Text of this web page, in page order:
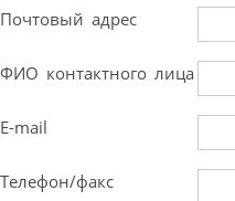
Почтовый адрес
ФИО контактного лица
E-mail
Телефон/факс